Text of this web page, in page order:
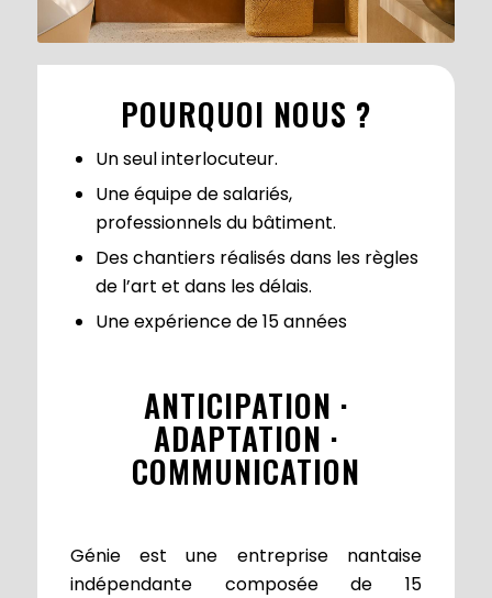
POURQUOI NOUS ?
Un seul interlocuteur.
Une équipe de salariés,
professionnels du bâtiment.
Des chantiers réalisés dans les règles
de l’art et dans les délais.
Une expérience de 15 années
ANTICIPATION ·
ADAPTATION ·
COMMUNICATION
Génie est une entreprise nantaise
indépendante composée de 15